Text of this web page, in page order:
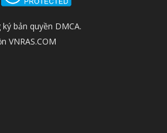
bản quyền DMCA.
VNRAS.COM